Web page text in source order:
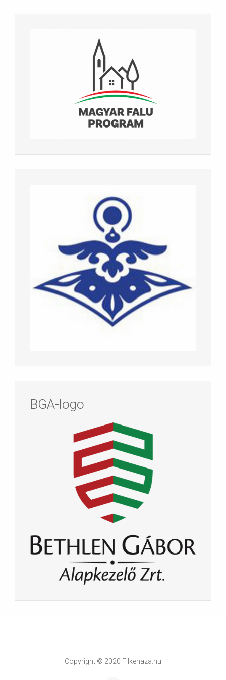
BGA-logo
Copyright © 2020 Filkehaza.hu